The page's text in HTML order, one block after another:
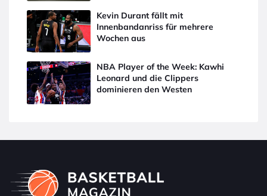
Kevin Durant fällt mit
Innenbandanriss für mehrere
Wochen aus
NBA Player of the Week: Kawhi
Leonard und die Clippers
dominieren den Westen